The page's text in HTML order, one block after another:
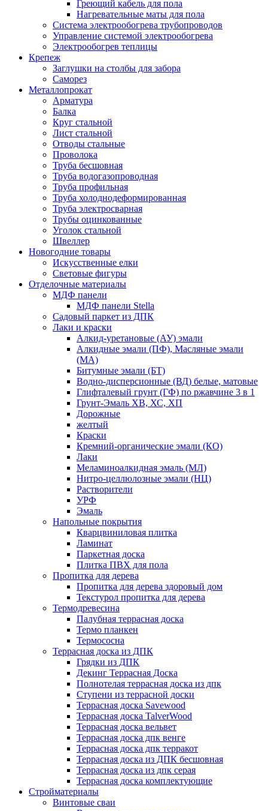
Греющий кабель для пола
Нагревательные маты для пола
Система электрообогрева трубопроводов
Управление системой электрообогрева
Электрообогрев теплицы
Крепеж
Заглушки на столбы для забора
Саморез
Металлопрокат
Арматура
Балка
Круг стальной
Лист стальной
Отводы стальные
Проволока
Труба бесшовная
Труба водогазопроводная
Труба профильная
Труба холоднодеформированная
Труба электросварная
Трубы оцинкованные
Уголок стальной
Швеллер
Новогодние товары
Искусственные елки
Световые фигуры
Отделочные материалы
МДФ панели
МДФ панели Stella
Садовый паркет из ДПК
Лаки и краски
Алкид-уретановые (АУ) эмали
Алкидные эмали (ПФ), Масляные эмали
(МА)
Битумные эмали (БТ)
Водно-дисперсионные (ВД) белые, матовые
Глифталевый грунт (ГФ) по ржавчине 3 в 1
Грунт-Эмаль ХВ, ХС, ХП
Дорожные
желтый
Краски
Кремний-органические эмали (КО)
Лаки
Меламиноалкидная эмаль (МЛ)
Нитро-целлюлозные эмали (НЦ)
Растворители
УРФ
Эмаль
Напольные покрытия
Кварцвиниловая плитка
Ламинат
Паркетная доска
Плитка ПВХ для пола
Пропитка для дерева
Пропитка для дерева здоровый дом
Текстурол пропитка для дерева
Термодревесина
Палубная террасная доска
Термо планкен
Термососна
Террасная доска из ДПК
Грядки из ДПК
Декинг Террасная Доска
Полнотелая террасная доска из дпк
Ступени из террасной доски
Террасная доска Savewood
Террасная доска TalverWood
Террасная доска вельвет
Террасная доска дпк венге
Террасная доска дпк терракот
Террасная доска из ДПК бесшовная
Террасная доска из дпк серая
Террасная доска комплектующие
Стройматериалы
Винтовые сваи